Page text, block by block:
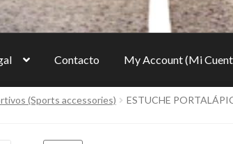
Contacto My Account (Mi
Settings)CartCheckout (Generar Pago)
(Sports accessories)
ESTUCHE